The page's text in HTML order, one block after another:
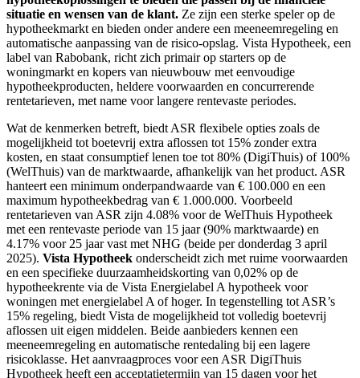
situatie en wensen van de klant. Ze zijn een sterke speler op de
hypotheekmarkt en bieden onder andere een meeneemregeling en
automatische aanpassing van de risico-opslag. Vista Hypotheek, een
label van Rabobank, richt zich primair op starters op de
woningmarkt en kopers van nieuwbouw met eenvoudige
hypotheekproducten, heldere voorwaarden en concurrerende
rentetarieven, met name voor langere rentevaste periodes.
Wat de kenmerken betreft, biedt ASR flexibele opties zoals de
mogelijkheid tot boetevrij extra aflossen tot 15% zonder extra
kosten, en staat consumptief lenen toe tot 80% (DigiThuis) of 100%
(WelThuis) van de marktwaarde, afhankelijk van het product. ASR
hanteert een minimum onderpandwaarde van € 100.000 en een
maximum hypotheekbedrag van € 1.000.000. Voorbeeld
rentetarieven van ASR zijn 4.08% voor de WelThuis Hypotheek
met een rentevaste periode van 15 jaar (90% marktwaarde) en
4.17% voor 25 jaar vast met NHG (beide per donderdag 3 april
2025). Vista Hypotheek onderscheidt zich met ruime voorwaarden
en een specifieke duurzaamheidskorting van 0,02% op de
hypotheekrente via de Vista Energielabel A hypotheek voor
woningen met energielabel A of hoger. In tegenstelling tot ASR’s
15% regeling, biedt Vista de mogelijkheid tot volledig boetevrij
aflossen uit eigen middelen. Beide aanbieders kennen een
meeneemregeling en automatische rentedaling bij een lagere
risicoklasse. Het aanvraagproces voor een ASR DigiThuis
Hypotheek heeft een acceptatietermijn van 15 dagen voor het